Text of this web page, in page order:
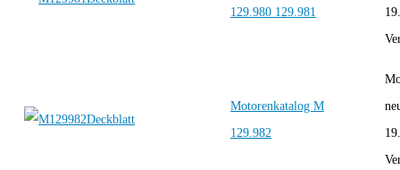
129.980 129.981
Motorenkatalog M
129.982